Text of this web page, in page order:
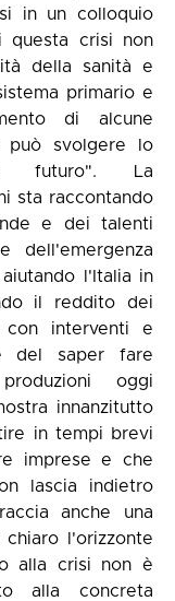
in un colloquio
questa crisi non
della sanità e
primario e
di alcune
può svolgere lo
futuro". La
sta raccontando
e dei talenti
dell'emergenza
l'Italia in
il reddito dei
con interventi e
del saper fare
oggi
innanzitutto
in tempi brevi
imprese e che
lascia indietro
anche una
l'orizzonte
alla crisi non è
alla concreta